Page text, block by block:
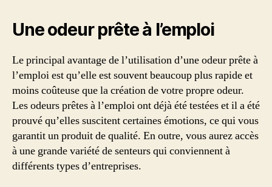
Une odeur prête à l’emploi
Le principal avantage de l’utilisation d’une odeur prête à
l’emploi est qu’elle est souvent beaucoup plus rapide et
moins coûteuse que la création de votre propre odeur.
Les odeurs prêtes à l’emploi ont déjà été testées et il a été
prouvé qu’elles suscitent certaines émotions, ce qui vous
garantit un produit de qualité. En outre, vous aurez accès
à une grande variété de senteurs qui conviennent à
différents types d’entreprises.